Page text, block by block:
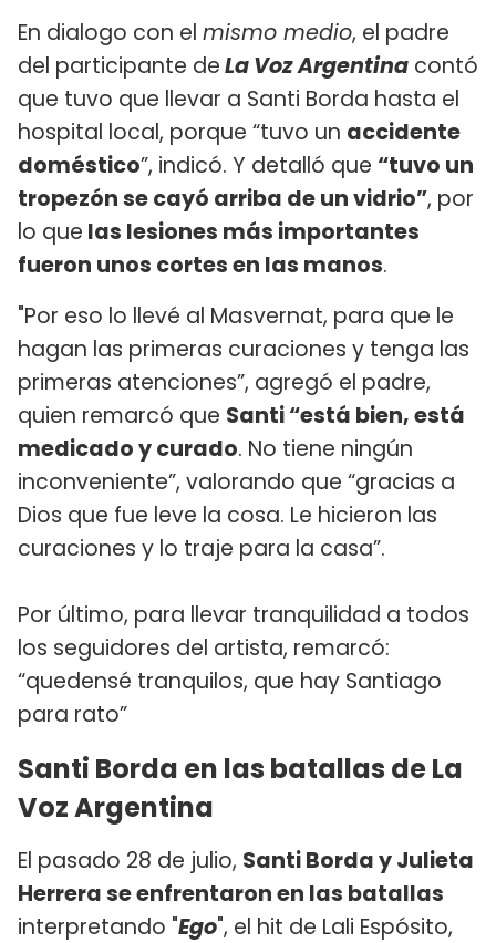
En dialogo con el mismo medio, el padre
del participante deLa Voz Argentina contó
que tuvo que llevar a Santi Borda hasta el
hospital local, porque “tuvo un accidente
doméstico”, indicó. Y detalló que “tuvo un
tropezón se cayó arriba de un vidrio”, por
lo que las lesiones más importantes
fueron unos cortes en las manos.
"Por eso lo llevé al Masvernat, para que le
hagan las primeras curaciones y tenga las
primeras atenciones”, agregó el padre,
quien remarcó que Santi “está bien, está
medicado y curado. No tiene ningún
inconveniente”, valorando que “gracias a
Dios que fue leve la cosa. Le hicieron las
curaciones y lo traje para la casa”.
Por último, para llevar tranquilidad a todos
los seguidores del artista, remarcó:
“quedensé tranquilos, que hay Santiago
para rato”
Santi Borda en las batallas de La
Voz Argentina
El pasado 28 de julio, Santi Borda y Julieta
Herrera se enfrentaron en las batallas
interpretando "Ego", el hit de Lali Espósito,